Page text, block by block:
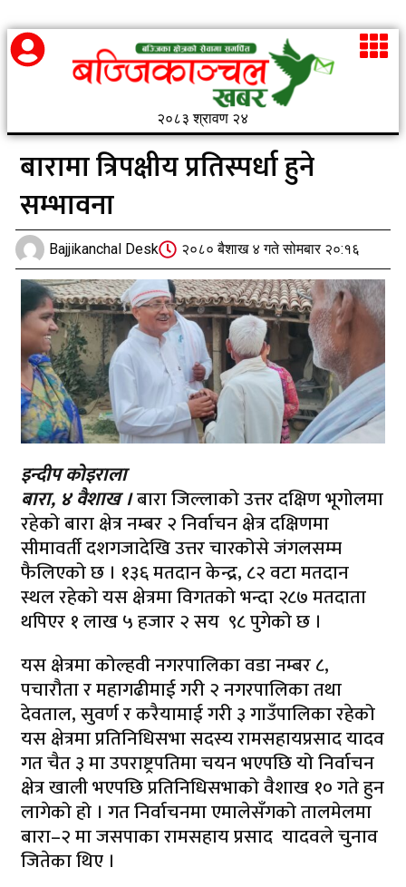
२०८३ श्रावण २४
बारामा त्रिपक्षीय प्रतिस्पर्धा हुने
सम्भावना
Bajjikanchal Desk २०८० बैशाख ४ गते सोमबार २०:१६
इन्दीप कोइराला
बारा, ४ वैशाख ।बारा जिल्लाको उत्तर दक्षिण भूगोलमा
रहेको बारा क्षेत्र नम्बर २ निर्वाचन क्षेत्र दक्षिणमा
सीमावर्ती दशगजादेखि उत्तर चारकोसे जंगलसम्म
फैलिएको छ । १३६ मतदान केन्द्र, ८२ वटा मतदान
स्थल रहेको यस क्षेत्रमा विगतको भन्दा २८७ मतदाता
थपिएर १ लाख ५ हजार २ सय ९८ पुगेको छ ।
यस क्षेत्रमा कोल्हवी नगरपालिका वडा नम्बर ८,
पचारौता र महागढीमाई गरी २ नगरपालिका तथा
देवताल, सुवर्ण र करैयामाई गरी ३ गाउँपालिका रहेको
यस क्षेत्रमा प्रतिनिधिसभा सदस्य रामसहायप्रसाद यादव
गत चैत ३ मा उपराष्ट्रपतिमा चयन भएपछि यो निर्वाचन
क्षेत्र खाली भएपछि प्रतिनिधिसभाको वैशाख १० गते हुन
लागेको हो । गत निर्वाचनमा एमालेसँगको तालमेलमा
बारा–२ मा जसपाका रामसहाय प्रसाद यादवले चुनाव
जितेका थिए ।